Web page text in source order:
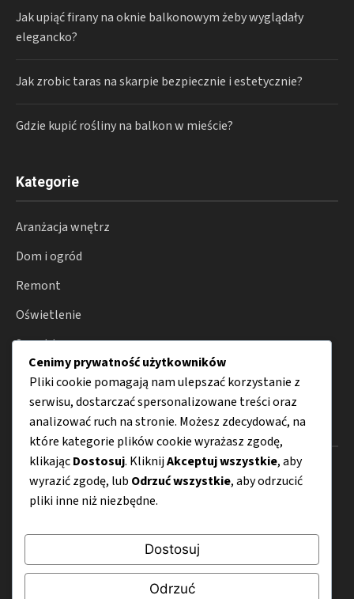
Jak upiąć firany na oknie balkonowym żeby wyglądały
elegancko?
Jak zrobic taras na skarpie bezpiecznie i estetycznie?
Gdzie kupić rośliny na balkon w mieście?
Kategorie
Aranżacja wnętrz
Dom i ogród
Remont
Oświetlenie
Smart home
Porady
Menu
Kontakt
Mapa strony
Polityka prywatności
Cenimy prywatność użytkowników
Pliki cookie pomagają nam ulepszać korzystanie z
serwisu, dostarczać spersonalizowane treści oraz
analizować ruch na stronie. Możesz zdecydować, na
które kategorie plików cookie wyrażasz zgodę,
klikającDostosuj. KliknijAkceptuj wszystkie, aby
wyrazić zgodę, lub Odrzuć wszystkie, aby odrzucić
pliki inne niż niezbędne.
Dostosuj
Odrzuć